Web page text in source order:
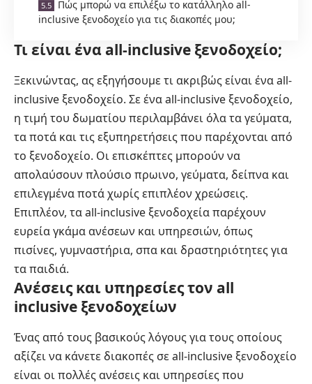
Πώς μπορώ να επιλέξω το κατάλληλο all-
inclusive ξενοδοχείο για τις διακοπές μου;
Τι είναι ένα all-inclusive ξενοδοχείο;
Ξεκινώντας, ας εξηγήσουμετι ακριβώς είναι ένα all-
inclusive ξενοδοχείο. Σε ένα all-inclusive ξενοδοχείο,
η τιμή του δωματίου περιλαμβάνει όλα τα γεύματα,
τα ποτά και τις εξυπηρετήσεις που παρέχονται από
το ξενοδοχείο. Οι επισκέπτες μπορούν να
απολαύσουν πλούσιο πρωινο, γεύματα, δείπνα και
επιλεγμένα ποτά χωρίς επιπλέον χρεώσεις.
Επιπλέον, τα all-inclusive ξενοδοχεία παρέχουν
ευρεία γκάμα ανέσεων και υπηρεσιών, όπως
πισίνες, γυμναστήρια, σπα και δραστηριότητες για
τα παιδιά.
Ανέσεις και υπηρεσίες τον all
inclusive ξενοδοχείων
Ένας από τους βασικούς λόγους για τους οποίους
αξίζει να κάνετε διακοπές σε all-inclusive ξενοδοχείο
είναι οι πολλές ανέσεις και υπηρεσίες που